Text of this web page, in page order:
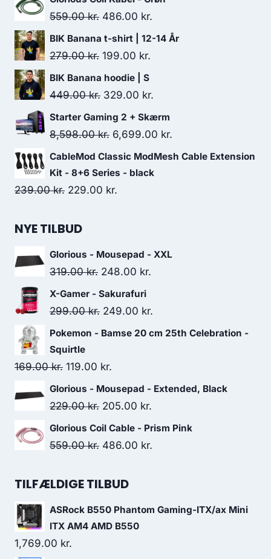
559.00kr. Original
price
was:
559.00 kr..
486.00 kr.
price
BIK Banana t-shirt | 12-14 År
279.00kr. Original
price
was:
199.00 kr.
is:
BIK Banana hoodie | S
449.00kr. Original
price
was:
329.00 kr.
price
is:
Starter Gaming 2 + Skærm
8,598.00kr. Original
price
was:
8,598.00 kr..
6,699.00 kr.
price
CableMod Classic ModMesh Cable Extension
Kit - 8+6 Series - black
239.00kr. Original
was:
229.00 kr.
NYE TILBUD
Glorious - Mousepad - XXL
319.00kr. Original
price
was:
248.00 kr.
X-Gamer - Sakurafuri
299.00kr. Original
price
299.00 kr..
249.00 kr.
price
Pokemon - Bamse 20 cm 25th Celebration -
Squirtle
169.00kr. Original
price
was:
119.00 kr.
price
is:
Glorious - Mousepad - Extended, Black
229.00kr. Original
price
was:
205.00 kr.
price
Glorious Coil Cable - Prism Pink
559.00kr. Original
was:
486.00 kr.
TILFÆLDIGE TILBUD
ASRock B550 Phantom Gaming-ITX/ax Mini
ITX AM4 AMD B550
1,769.00 kr.